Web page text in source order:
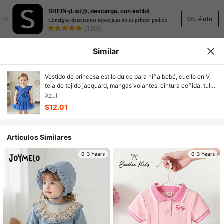
Obténla
×
SHEIN-¡List@, descarga, con estilo!
Consigue descuentos especiales en tu primer pedido
(5,000)
Similar
Vestido de princesa estilo dulce para niña bebé, cuello en V,
tela de tejido jacquard, mangas volantes, cintura ceñida, tul
de malla, corte A, vestido de princesa, uso diario & vestido de
fiesta de cumpleaños, primavera/verano, 0-3 años
Azul
$12.01
Artículos Similares
0-3 Years 0-3 Years